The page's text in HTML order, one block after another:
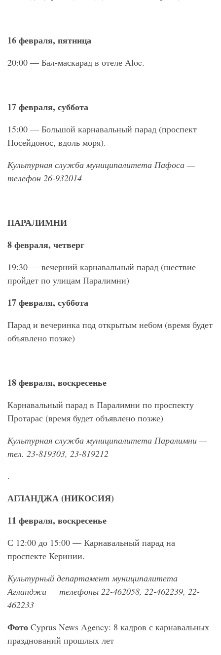
16 февраля, пятница
20:00 — Бал-маскарад в отеле Aloe.
17 февраля, суббота
15:00 — Большой карнавальный парад (проспект
Посейдонос, вдоль моря).
Культурная служба муниципалитета Пафоса —
телефон 26-932014
ПАРАЛИМНИ
8 февраля, четверг
19:30 — вечерний карнавальный парад (шествие
пройдет по улицам Паралимни)
17 февраля, суббота
Парад и вечеринка под открытым небом (время будет
объявлено позже)
18 февраля, воскресенье
Карнавальный парад в Паралимни по проспекту
Протарас (время будет объявлено позже)
Культурная служба муниципалитета Паралимни —
тел. 23-819303, 23-819212
.
АГЛАНДЖА (НИКОСИЯ)
11 февраля, воскресенье
С 12:00 до 15:00 — Карнавальный парад на
проспекте Керинии.
Культурный департамент муниципалитета
Агланджи — телефоны 22-462058, 22-462239, 22-
462233
Фото Cyprus News Agency: 8 кадров с карнавальных
празднований прошлых лет